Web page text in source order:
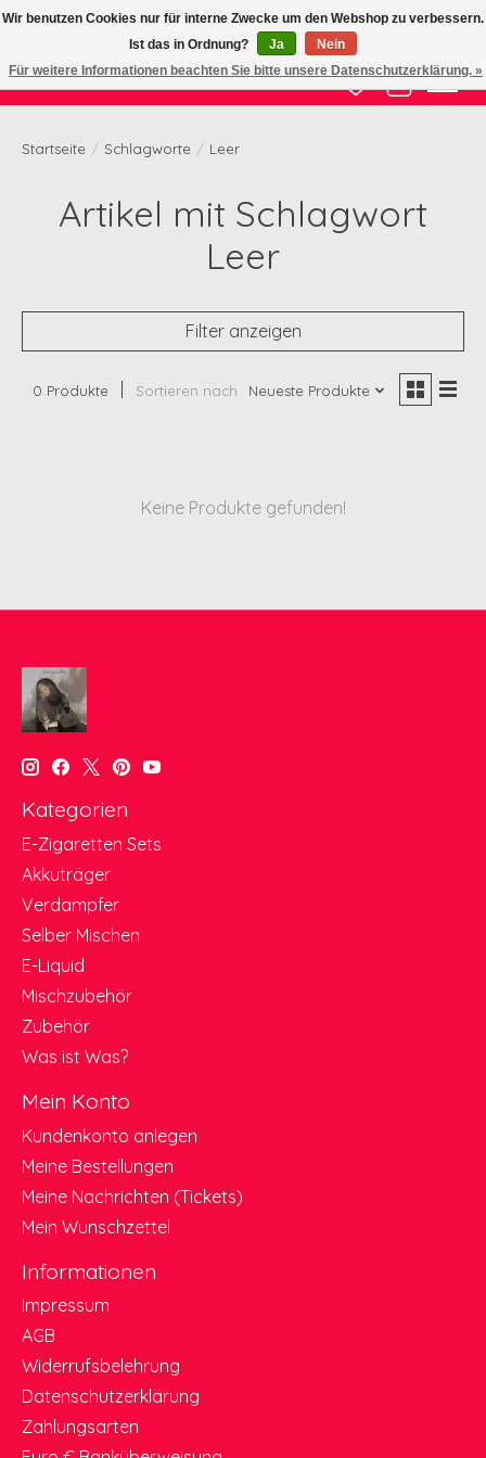
Zertifizierte Qualität zu fairem Preis
Wunschzettel
Ihr
Startseite / Schlagworte / Leer
Artikel mit Schlagwort
Leer
Filter anzeigen
0 Produkte Sortieren nach Neueste Produkte
Keine Produkte gefunden!
Kategorien
E-Zigaretten Sets
Akkuträger
Verdampfer
Selber Mischen
E-Liquid
Mischzubehör
Zubehör
Was ist Was?
Mein Konto
Kundenkonto anlegen
Meine Bestellungen
Meine Nachrichten (Tickets)
Mein Wunschzettel
Informationen
Impressum
AGB
Widerrufsbelehrung
Datenschutzerklärung
Zahlungsarten
Wir benutzen Cookies nur für interne Zwecke um den Webshop zu verbessern.
Ist das in Ordnung?
Ja
Nein
Für weitere Informationen beachten Sie bitte unsere Datenschutzerklärung. »